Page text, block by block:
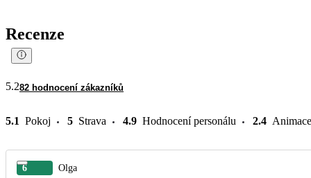
Recenze
5.282 hodnocení zákazníků
5.1 Pokoj 5 Strava 4.9 Hodnocení personálu 2.4 Animace
6 Olga